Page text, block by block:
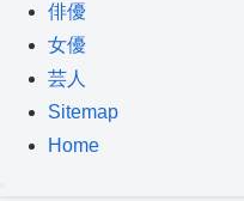
俳優
女優
芸人
Sitemap
Home